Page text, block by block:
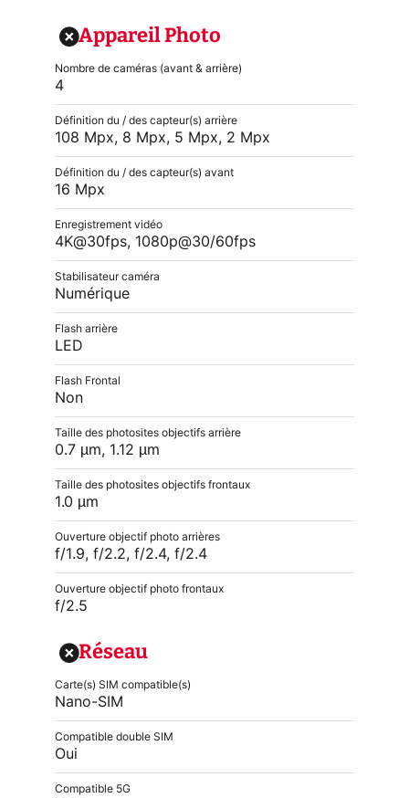
Appareil Photo
Nombre de caméras (avant & arrière)
4
Définition du / des capteur(s) arrière
108 Mpx, 8 Mpx, 5 Mpx, 2 Mpx
Définition du / des capteur(s) avant
16 Mpx
Enregistrement vidéo
4K@30fps, 1080p@30/60fps
Stabilisateur caméra
Numérique
Flash arrière
LED
Flash Frontal
Non
Taille des photosites objectifs arrière
0.7 µm, 1.12 µm
Taille des photosites objectifs frontaux
1.0 µm
Ouverture objectif photo arrières
f/1.9, f/2.2, f/2.4, f/2.4
Ouverture objectif photo frontaux
f/2.5
Réseau
Carte(s) SIM compatible(s)
Nano-SIM
Compatible double SIM
Oui
Compatible 5G